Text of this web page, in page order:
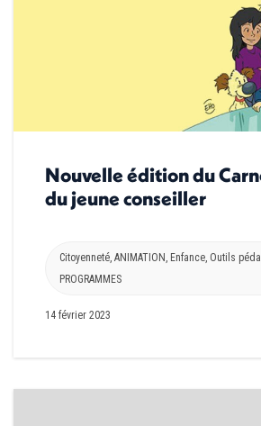
Nouvelle édition du
du jeune conseiller
Citoyenneté, ANIMATION , Enfance, Outils
PROGRAMMES
14 février 2023